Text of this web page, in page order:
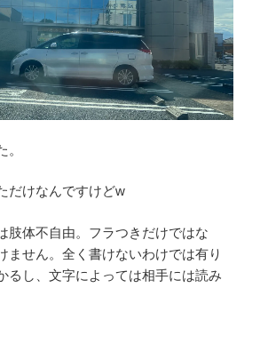
だけなんですけどw
肢体不自由。フラつきだけではな
ません。全く書けないわけでは有り
るし、文字によっては相手には読み